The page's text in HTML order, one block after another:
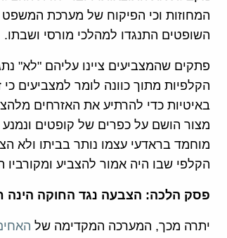
המחוזות וכי הפיקוח של מערכת
השופטים התנגדו למהלכי מורסי ושבתו.
פתקים שהמצביעים ציינו עליהם "לא"
הקלפיות מתוך כוונה לומר למצביעים
באיטיות כדי להרתיע את האזרחים
מצור הושם על כפרים של קופטים
מוחמד בראדעי עצמו נותר בביתו ולא
הקלפי שבו היה אמור להצביע
פסק הלכה: הצבעה נגד החוקה הינה
יתרה מכך, המערכה המקדימה של